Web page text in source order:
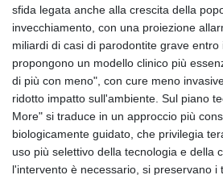
sfida legata anche alla crescita della
invecchiamento, con una proiezione
miliardi di casi di parodontite grave
propongono un modello clinico più
di più con meno", con cure meno
ridotto impatto sull'ambiente. Sul piano
More" si traduce in un approccio più
biologicamente guidato, che privilegia
uso più selettivo della tecnologia e della
l'intervento è necessario, si preservano i